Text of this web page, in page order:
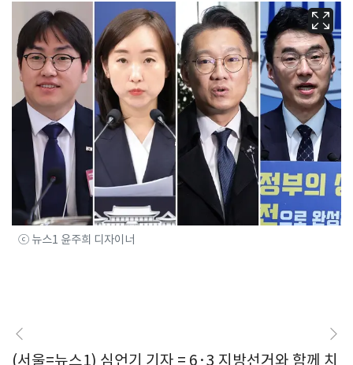
ⓒ 뉴스1 윤주희 디자이너
(서울=뉴스1) 심언기 기자 = 6·3 지방선거와 함께 치